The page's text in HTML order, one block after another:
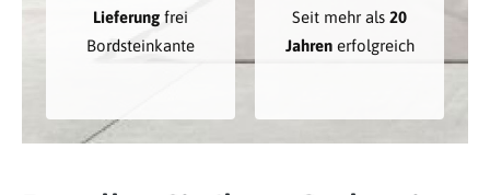
Lieferung frei
Bordsteinkante
Seit mehr als 20
Jahrenerfolgreich